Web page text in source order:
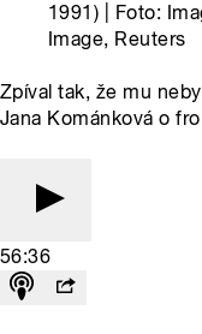
1991) | Foto:
Image, Reuters
Zpíval tak, že mu
Jana Kománková o
56:36